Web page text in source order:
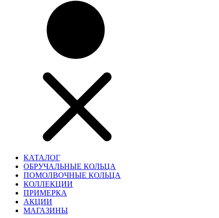
КАТАЛОГ
ОБРУЧАЛЬНЫЕ КОЛЬЦА
ПОМОЛВОЧНЫЕ КОЛЬЦА
КОЛЛЕКЦИИ
ПРИМЕРКА
АКЦИИ
МАГАЗИНЫ